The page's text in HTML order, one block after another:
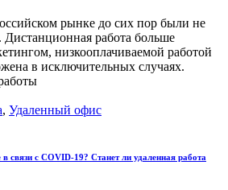
рынке до сих пор были не
Дистанционная работа больше
низкооплачиваемой работой
в исключительных случаях.
, Удаленный офис
связи с COVID-19? Станет ли удаленная работа